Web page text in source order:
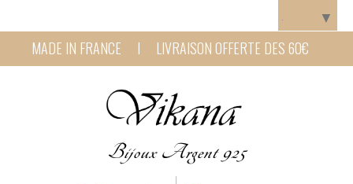
MADE IN FRANCE I LIVRAISON OFFERTE DES 60€
Bijoux Argent 925
▼